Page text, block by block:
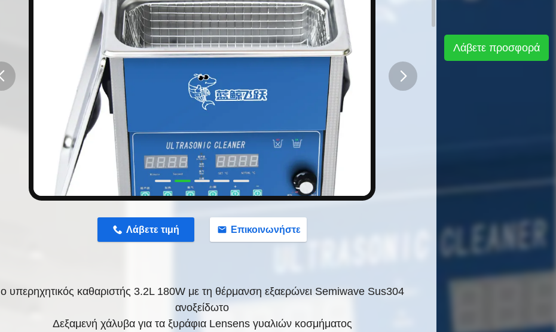
Λάβετε τιμή Επικοινωνήστε
ο υπερηχητικός καθαριστής 3.2L 180W με τη θέρμανση εξαερώνει Semiwave Sus304
ανοξείδωτο
Δεξαμενή χάλυβα για τα ξυράφια Lensens γυαλιών κοσμήματος
Λάβετε προσφορά